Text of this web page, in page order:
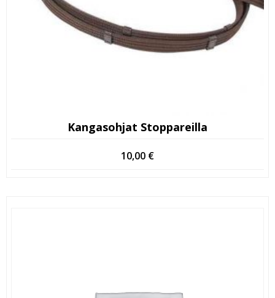
Kangasohjat Stoppareilla
10,00 €